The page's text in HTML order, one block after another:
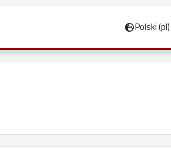
Polski ‎(pl)‎